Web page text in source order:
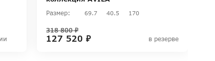
Размер: 69.7 40.5 170
127 520 ₽
318 800 ₽
в резерве